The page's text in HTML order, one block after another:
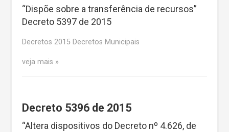
“Dispõe sobre a transferência de recursos”
Decreto 5397 de 2015
Decretos 2015 Decretos Municipais
veja mais
Decreto 5396 de 2015
“Altera dispositivos do Decreto nº 4.626, de